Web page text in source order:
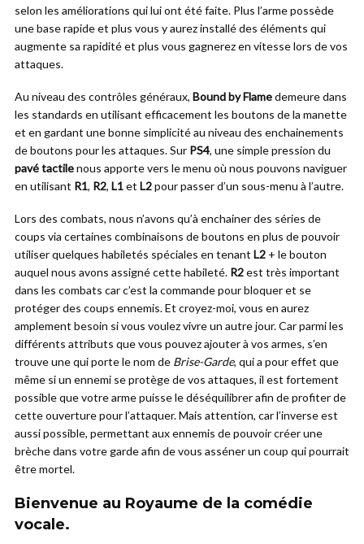
selon les améliorations qui lui ont été faite. Plus l’arme possède
une base rapide et plus vous y aurez installé des éléments qui
augmente sa rapidité et plus vous gagnerez en vitesse lors de vos
attaques.
Au niveau des contrôles généraux, Bound by Flamedemeure dans
les standards en utilisant efficacement les boutons de la manette
et en gardant une bonne simplicité au niveau des enchainements
de boutons pour les attaques. Sur PS4, une simple pression du
pavé tactilenous apporte vers le menu où nous pouvons naviguer
en utilisant R1, R2, L1et L2pour passer d’un sous-menu à l’autre.
Lors des combats, nous n’avons qu’à enchainer des séries de
coups via certaines combinaisons de boutons en plus de pouvoir
utiliser quelques habiletés spéciales en tenant L2 + le bouton
auquel nous avons assigné cette habileté. R2est très important
dans les combats car c’est la commande pour bloquer et se
protéger des coups ennemis. Et croyez-moi, vous en aurez
amplement besoin si vous voulez vivre un autre jour. Car parmi les
différents attributs que vous pouvez ajouter à vos armes, s’en
trouve une qui porte le nom de Brise-Garde, qui a pour effet que
même si un ennemi se protège de vos attaques, il est fortement
possible que votre arme puisse le déséquilibrer afin de profiter de
cette ouverture pour l’attaquer. Mais attention, car l’inverse est
aussi possible, permettant aux ennemis de pouvoir créer une
brèche dans votre garde afin de vous asséner un coup qui pourrait
être mortel.
Bienvenue au Royaume de la comédie
vocale.